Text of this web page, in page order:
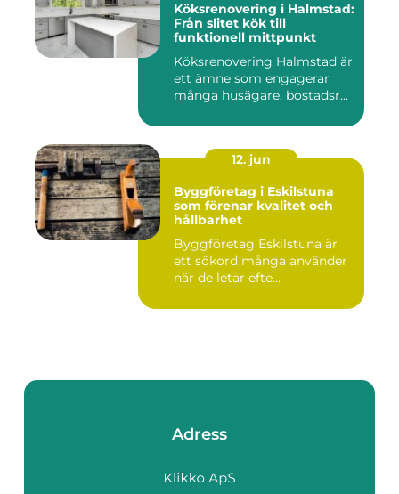
Köksrenovering i Halmstad:
Från slitet kök till
funktionell mittpunkt
Köksrenovering Halmstad är
ett ämne som engagerar
många husägare, bostadsr...
12. jun
Byggföretag i Eskilstuna
som förenar kvalitet och
hållbarhet
Byggföretag Eskilstuna är
ett sökord många använder
när de letar efte...
Adress